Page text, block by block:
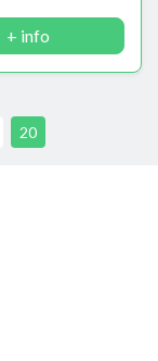
+ info
20